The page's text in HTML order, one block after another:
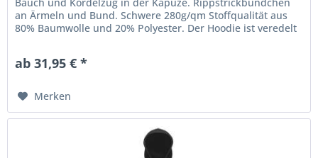
an Ärmeln und Bund. Schwere 280g/qm Stoffqualität aus
80% Baumwolle und 20% Polyester. Der Hoodie ist veredelt
ab 31,95 € *
Merken